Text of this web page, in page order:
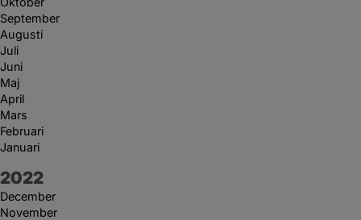
September
Augusti
Juli
Juni
Maj
April
Mars
Februari
Januari
År:
2022
December
November